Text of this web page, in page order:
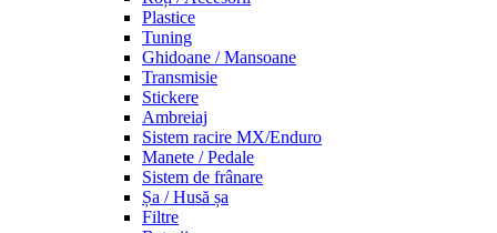
Plastice
Tuning
Ghidoane / Mansoane
Transmisie
Stickere
Ambreiaj
Sistem racire MX/Enduro
Manete / Pedale
Sistem de frânare
Șa / Husă șa
Filtre